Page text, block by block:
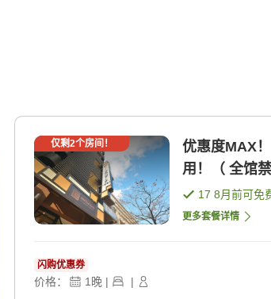
仅剩2个房间！
优惠度MAX
用！（ 全馆
17 8月前可免
更多套餐详情
闪购优惠券
价格： 1晚 | |